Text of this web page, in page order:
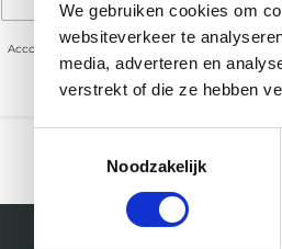
We gebruiken cookies om
websiteverkeer te
media, adverteren en
verstrekt of die ze hebben
Noodzakelijk
Account aanmaken